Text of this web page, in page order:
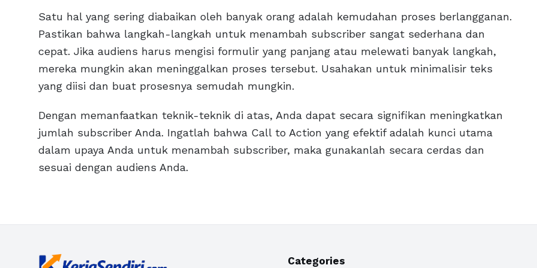
Satu hal yang sering diabaikan oleh banyak orang adalah kemudahan proses berlangganan.
Pastikan bahwa langkah-langkah untuk menambah subscriber sangat sederhana dan
cepat. Jika audiens harus mengisi formulir yang panjang atau melewati banyak langkah,
mereka mungkin akan meninggalkan proses tersebut. Usahakan untuk minimalisir teks
yang diisi dan buat prosesnya semudah mungkin.
Dengan memanfaatkan teknik-teknik di atas, Anda dapat secara signifikan meningkatkan
jumlah subscriber Anda. Ingatlah bahwa Call to Action yang efektif adalah kunci utama
dalam upaya Anda untuk menambah subscriber, maka gunakanlah secara cerdas dan
sesuai dengan audiens Anda.
Categories